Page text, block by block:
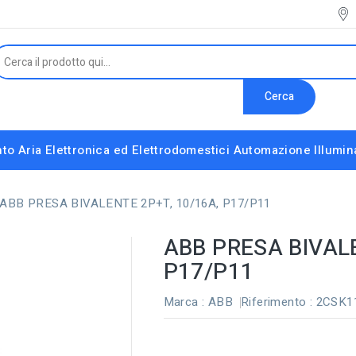
Cerca
Aria Elettronica ed Elettrodomestici Automazione
ABB PRESA BIVALENTE 2P+T, 10/16A, P17/P11
ABB PRESA
P17/P11
Marca : ABB Riferimento :